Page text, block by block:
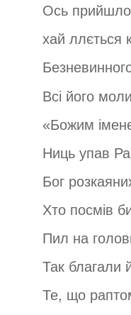
Ось прийшло
хай ллється
Всі його
«Божим
Ниць упав
Бог
Хто посмів
Пил на
Так благали
Те, що